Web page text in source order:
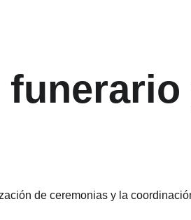
de ceremonias y la